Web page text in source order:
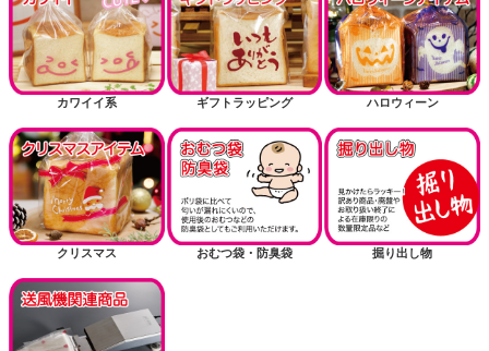
カワイイ系 ギフトラッピング ハロウィーン
クリスマス おむつ袋・防臭袋 掘り出し物